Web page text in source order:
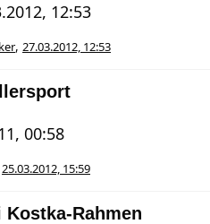
12:53
, 27.03.2012, 12:53
00:58
25.03.2012, 15:59
Kostka-Rahmen